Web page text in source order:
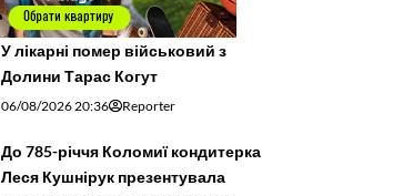
У лікарні помер військовий з
Долини Тарас Когут
06/08/2026 20:36 Reporter
До 785-річчя Коломиї кондитерка
Леся Кушнірук презентувала